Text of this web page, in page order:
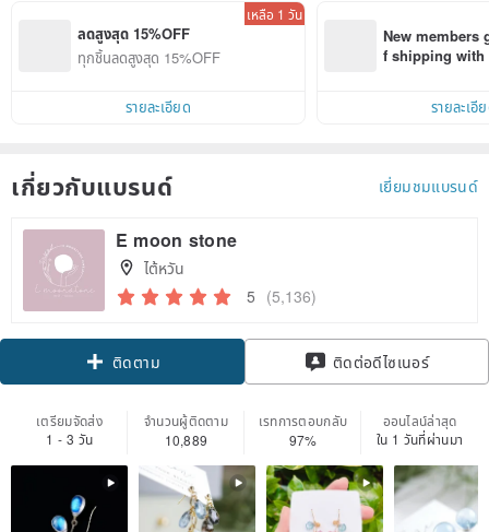
ลดสูงสุด 15%OFF
ทุกชิ้นลดสูงสุด 15%OFF
เหลือ 1 วัน
รายละเอียด
New members
f shipping
รายละเอี
เกี่ยวกับแบรนด์ เยี่ยมชมแบรนด์
E moon stone
ไต้หวัน
5 (5,136)
Claim coupon
ติดตาม ติดต่อดีไซเนอร์
เตรียมจัดส่ง
1 - 3 วัน
จำนวนผู้ติดตาม
10,889
เรทการตอบกลับ
97%
ออนไลน์ล่าสุด
ใน 1 วันที่ผ่านมา